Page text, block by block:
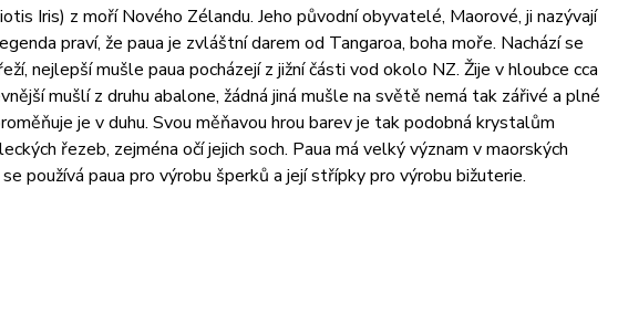
Iris) z moří Nového Zélandu. Jeho původní obyvatelé, Maorové, ji nazývají
praví, že paua je zvláštní darem od Tangaroa, boha moře. Nachází se
nejlepší mušle paua pocházejí z jižní části vod okolo NZ. Žije v hloubce cca
mušlí z druhu abalone, žádná jiná mušle na světě nemá tak zářivé a plné
je v duhu. Svou měňavou hrou barev je tak podobná krystalům
řezeb, zejména očí jejich soch. Paua má velký význam v maorských
používá paua pro výrobu šperků a její střípky pro výrobu bižuterie.